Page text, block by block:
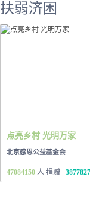
扶弱济困
点亮乡村 光明万家
北京感恩公益基金会
47084150 人 捐赠